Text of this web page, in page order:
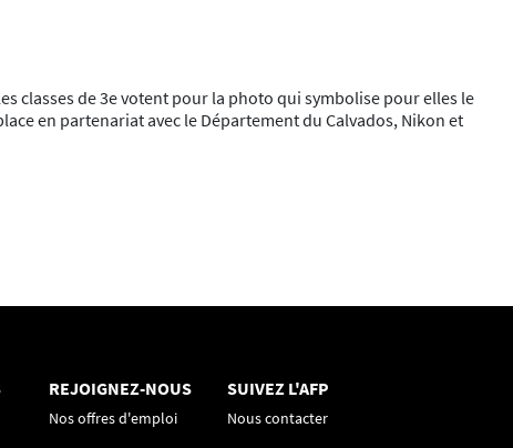
classes de 3e votent pour la photo qui symbolise pour elles le
en partenariat avec le Département du Calvados, Nikon et
REJOIGNEZ-NOUS
Nos offres d'emploi
SUIVEZ L'AFP
Nous contacter